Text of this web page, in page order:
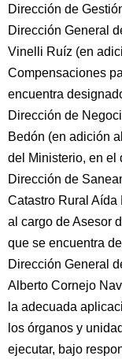
Dirección de
Dirección General
Vinelli Ruíz (en
Compensaciones
encuentra
Dirección de
Bedón (en adición
del Ministerio, en el
Dirección de
Catastro Rural Aída
al cargo de Asesor
que se encuentra
Dirección General
Alberto Cornejo
la adecuada
los órganos y
ejecutar, bajo